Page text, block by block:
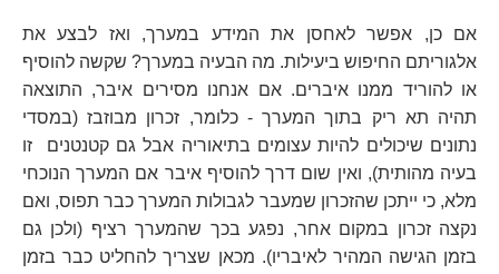
אם כן, אפשר לאחסן את המידע במערך, ואז לבצע את
אלגוריתם החיפוש ביעילות. מה הבעיה במערך? שקשה להוסיף
או להוריד ממנו איברים. אם אנחנו מסירים איבר, התוצאה
תהיה תא ריק בתוך המערך - כלומר, זכרון מבוזבז (במסדי
נתונים שיכולים להיות עצומים בתיאוריה אבל גם קטנטנים זו
בעיה מהותית), ואין שום דרך להוסיף איבר אם המערך הנוכחי
מלא, כי ייתכן שהזכרון שמעבר לגבולות המערך כבר תפוס, ואם
נקצה זכרון במקום אחר, נפגע בכך שהמערך רציף (ולכן גם
בזמן הגישה המהיר לאיבריו). מכאן שצריך להחליט כבר בזמן